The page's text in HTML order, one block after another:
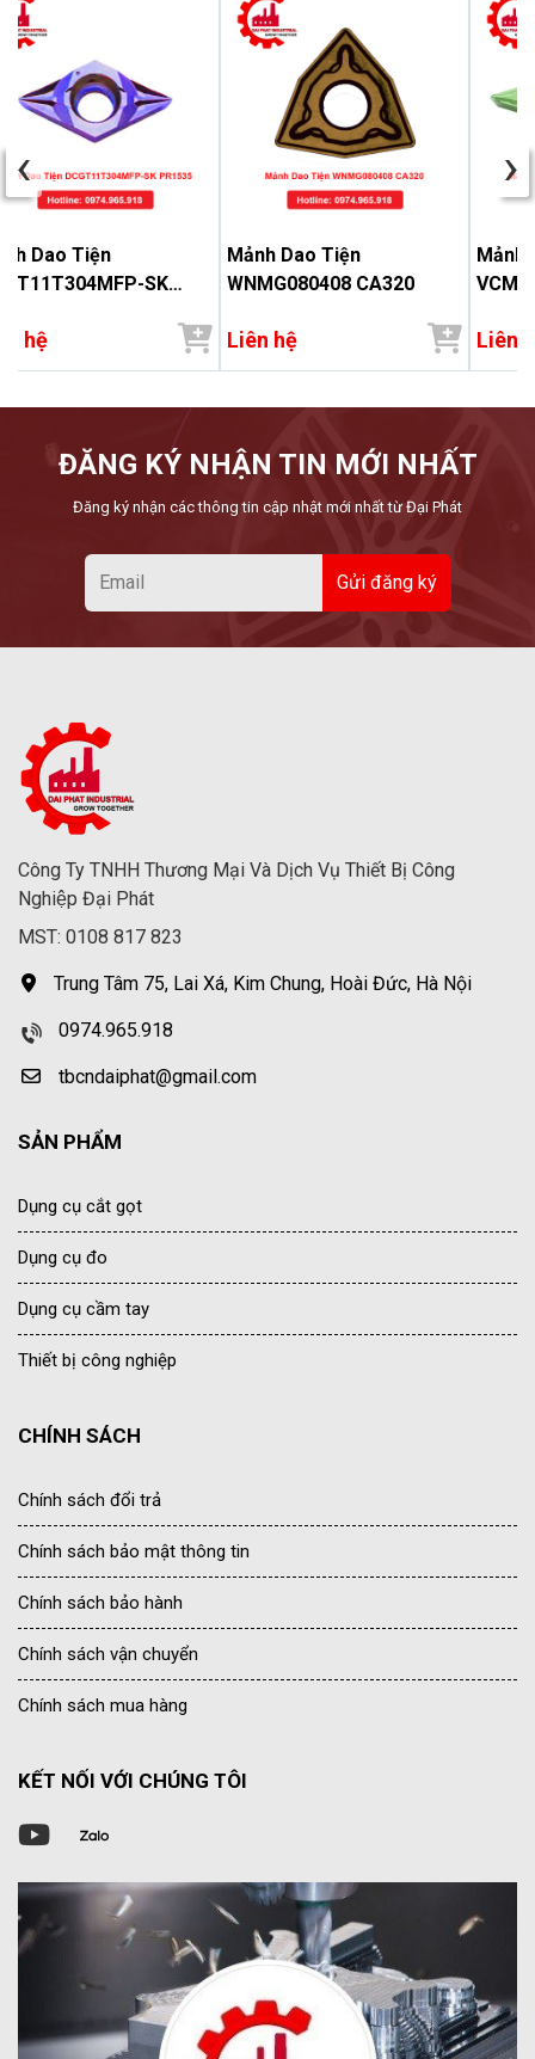
Dao Tiện
SK
hệ
Mảnh Dao Tiện
WNMG080408 CA320
Liên hệ
Mảnh
Liên
‹ ›
ĐĂNG KÝ NHẬN TIN MỚI NHẤT
Đăng ký nhận các thông tin cập nhật mới nhất từ Đại Phát
Công Ty TNHH Thương Mại Và Dịch Vụ Thiết Bị Công
Nghiệp Đại Phát
MST: 0108 817 823
Trung Tâm 75, Lai Xá, Kim Chung, Hoài Đức, Hà Nội
0974.965.918
tbcndaiphat@gmail.com
SẢN PHẨM
Dụng cụ cắt gọt
Dụng cụ đo
Dụng cụ cầm tay
Thiết bị công nghiệp
CHÍNH SÁCH
Chính sách đổi trả
Chính sách bảo mật thông tin
Chính sách bảo hành
Chính sách vận chuyển
Chính sách mua hàng
KẾT NỐI VỚI CHÚNG TÔI